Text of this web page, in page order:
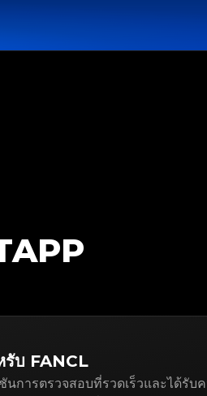
บ FANCL
การตรวจสอบที่รวดเร็วและได้รับค